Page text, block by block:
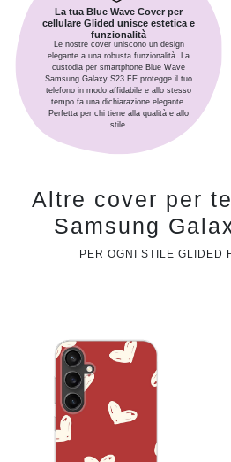
La tua Blue Wave Cover per
cellulare Glided unisce estetica e
funzionalità
Le nostre cover uniscono un design
elegante a una robusta funzionalità. La
custodia per smartphone Blue Wave
Samsung Galaxy S23 FE protegge il tuo
telefono in modo affidabile e allo stesso
tempo fa una dichiarazione elegante.
Perfetta per chi tiene alla qualità e allo
stile.
Altre cover per
Samsung
PER OGNI STILE GLIDED